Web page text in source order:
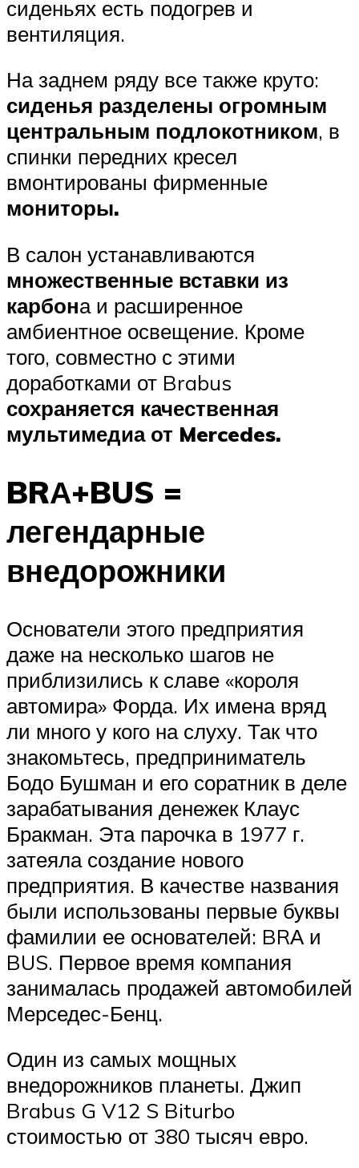
сиденьях есть подогрев и
вентиляция.
На заднем ряду все также круто:
сиденья разделены огромным
центральным подлокотником, в
спинки передних кресел
вмонтированы фирменные
мониторы.
В салон устанавливаются
множественные вставки из
карбона и расширенное
амбиентное освещение. Кроме
того, совместно с этими
доработками от Brabus
сохраняется качественная
мультимедиа от Mercedes.
BRА+BUS =
легендарные
внедорожники
Основатели этого предприятия
даже на несколько шагов не
приблизились к славе «короля
автомира» Форда. Их имена вряд
ли много у кого на слуху. Так что
знакомьтесь, предприниматель
Бодо Бушман и его соратник в деле
зарабатывания денежек Клаус
Бракман. Эта парочка в 1977 г.
затеяла создание нового
предприятия. В качестве названия
были использованы первые буквы
фамилии ее основателей: BRА и
BUS. Первое время компания
занималась продажей автомобилей
Мерседес-Бенц.
Один из самых мощных
внедорожников планеты. Джип
Brabus G V12 S Biturbo
стоимостью от 380 тысяч евро.